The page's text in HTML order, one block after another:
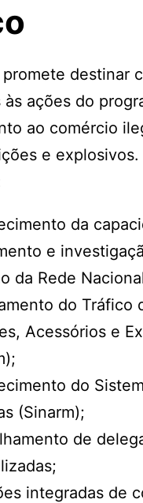
promete destinar
às ações do
ao comércio
e explosivos.
da
e
da Rede
do Tráfico
Acessórios e
do
(Sinarm);
de
integradas de